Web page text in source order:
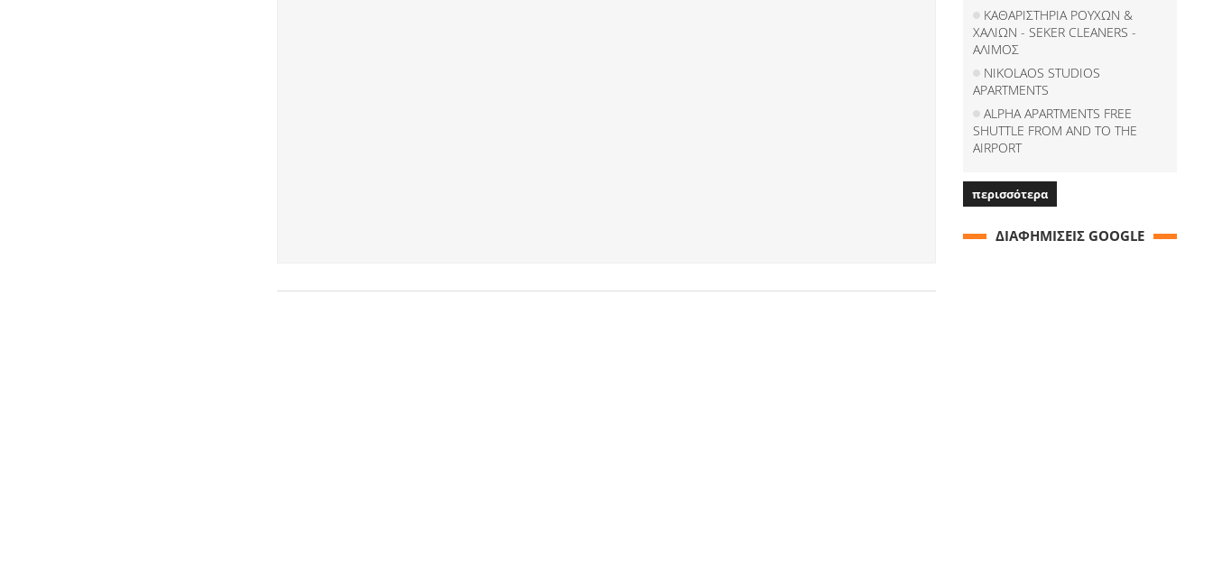
ΚΑΘΑΡΙΣΤΗΡΙΑ ΡΟΥΧΩΝ &
ΧΑΛΙΩΝ - SEKER CLEANERS -
ΑΛΙΜΟΣ
NIKOLAOS STUDIOS
APARTMENTS
ALPHA APARTMENTS FREE
SHUTTLE FROM AND TO THE
AIRPORT
περισσότερα
ΔΙΑΦΗΜΙΣΕΙΣ GOOGLE